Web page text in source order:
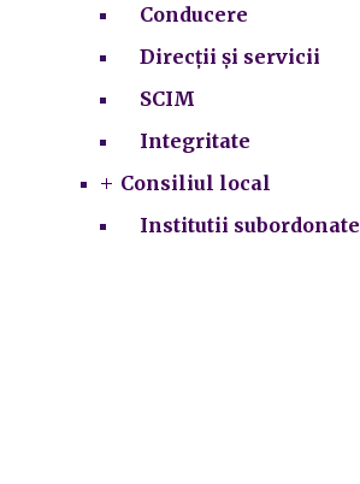
Conducere
Direcții și servicii
SCIM
Integritate
Consiliul local
Institutii subordonate